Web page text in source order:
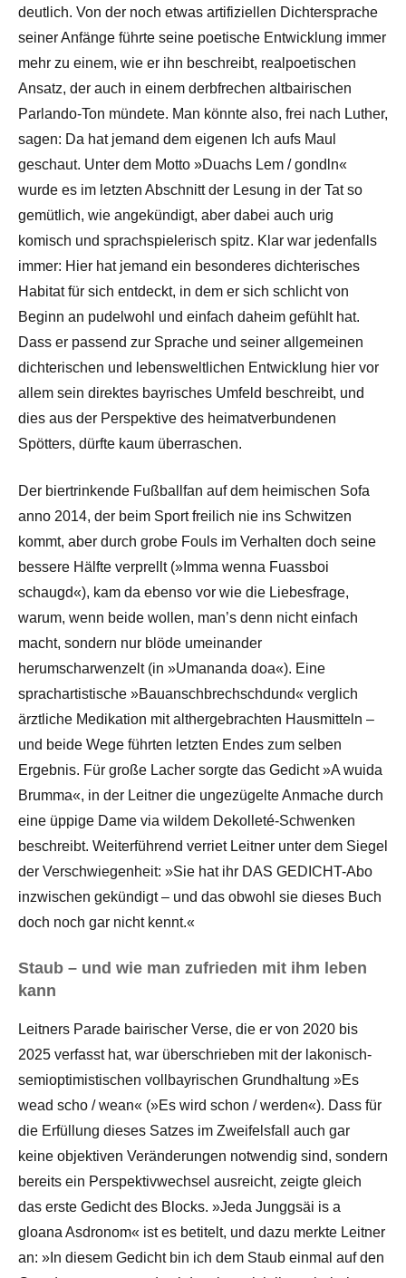
deutlich. Von der noch etwas artifiziellen Dichtersprache
seiner Anfänge führte seine poetische Entwicklung immer
mehr zu einem, wie er ihn beschreibt, realpoetischen
Ansatz, der auch in einem derbfrechen altbairischen
Parlando-Ton mündete. Man könnte also, frei nach Luther,
sagen: Da hat jemand dem eigenen Ich aufs Maul
geschaut. Unter dem Motto »Duachs Lem / gondln«
wurde es im letzten Abschnitt der Lesung in der Tat so
gemütlich, wie angekündigt, aber dabei auch urig
komisch und sprachspielerisch spitz. Klar war jedenfalls
immer: Hier hat jemand ein besonderes dichterisches
Habitat für sich entdeckt, in dem er sich schlicht von
Beginn an pudelwohl und einfach daheim gefühlt hat.
Dass er passend zur Sprache und seiner allgemeinen
dichterischen und lebensweltlichen Entwicklung hier vor
allem sein direktes bayrisches Umfeld beschreibt, und
dies aus der Perspektive des heimatverbundenen
Spötters, dürfte kaum überraschen.
Der biertrinkende Fußballfan auf dem heimischen Sofa
anno 2014, der beim Sport freilich nie ins Schwitzen
kommt, aber durch grobe Fouls im Verhalten doch seine
bessere Hälfte verprellt (»Imma wenna Fuassboi
schaugd«), kam da ebenso vor wie die Liebesfrage,
warum, wenn beide wollen, man’s denn nicht einfach
macht, sondern nur blöde umeinander
herumscharwenzelt (in »Umananda doa«). Eine
sprachartistische »Bauanschbrechschdund« verglich
ärztliche Medikation mit althergebrachten Hausmitteln –
und beide Wege führten letzten Endes zum selben
Ergebnis. Für große Lacher sorgte das Gedicht »A wuida
Brumma«, in der Leitner die ungezügelte Anmache durch
eine üppige Dame via wildem Dekolleté-Schwenken
beschreibt. Weiterführend verriet Leitner unter dem Siegel
der Verschwiegenheit: »Sie hat ihr DAS GEDICHT-Abo
inzwischen gekündigt – und das obwohl sie dieses Buch
doch noch gar nicht kennt.«
Staub – und wie man zufrieden mit ihm leben
kann
Leitners Parade bairischer Verse, die er von 2020 bis
2025 verfasst hat, war überschrieben mit der lakonisch-
semioptimistischen vollbayrischen Grundhaltung »Es
wead scho / wean« (»Es wird schon / werden«). Dass für
die Erfüllung dieses Satzes im Zweifelsfall auch gar
keine objektiven Veränderungen notwendig sind, sondern
bereits ein Perspektivwechsel ausreicht, zeigte gleich
das erste Gedicht des Blocks. »Jeda Junggsäi is a
gloana Asdronom« ist es betitelt, und dazu merkte Leitner
an: »In diesem Gedicht bin ich dem Staub einmal auf den